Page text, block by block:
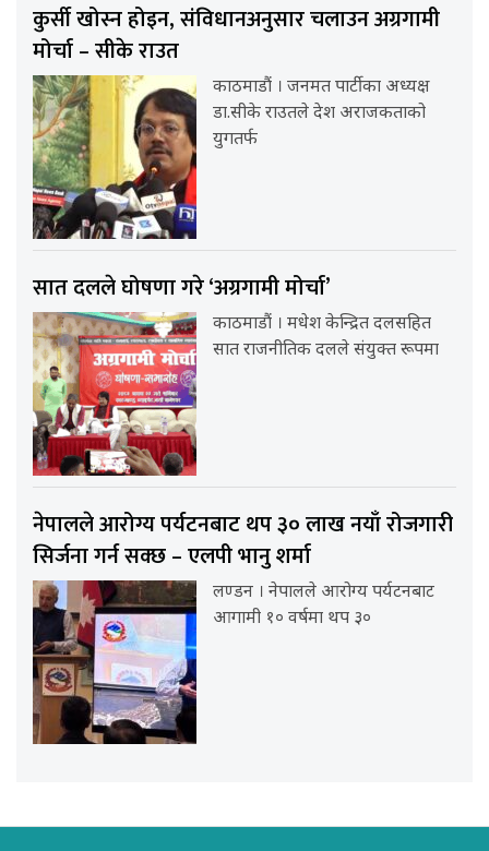
कुर्सी खोस्न होइन, संविधानअनुसार चलाउन अग्रगामी
मोर्चा – सीके राउत
काठमाडौं । जनमत पार्टीका अध्यक्ष
डा.सीके राउतले देश अराजकताको
युगतर्फ
सात दलले घोषणा गरे ‘अग्रगामी मोर्चा’
काठमाडौं । मधेश केन्द्रित दलसहित
सात राजनीतिक दलले संयुक्त रूपमा
नेपालले आरोग्य पर्यटनबाट थप ३० लाख नयाँ रोजगारी
सिर्जना गर्न सक्छ – एलपी भानु शर्मा
लण्डन । नेपालले आरोग्य पर्यटनबाट
आगामी १० वर्षमा थप ३०